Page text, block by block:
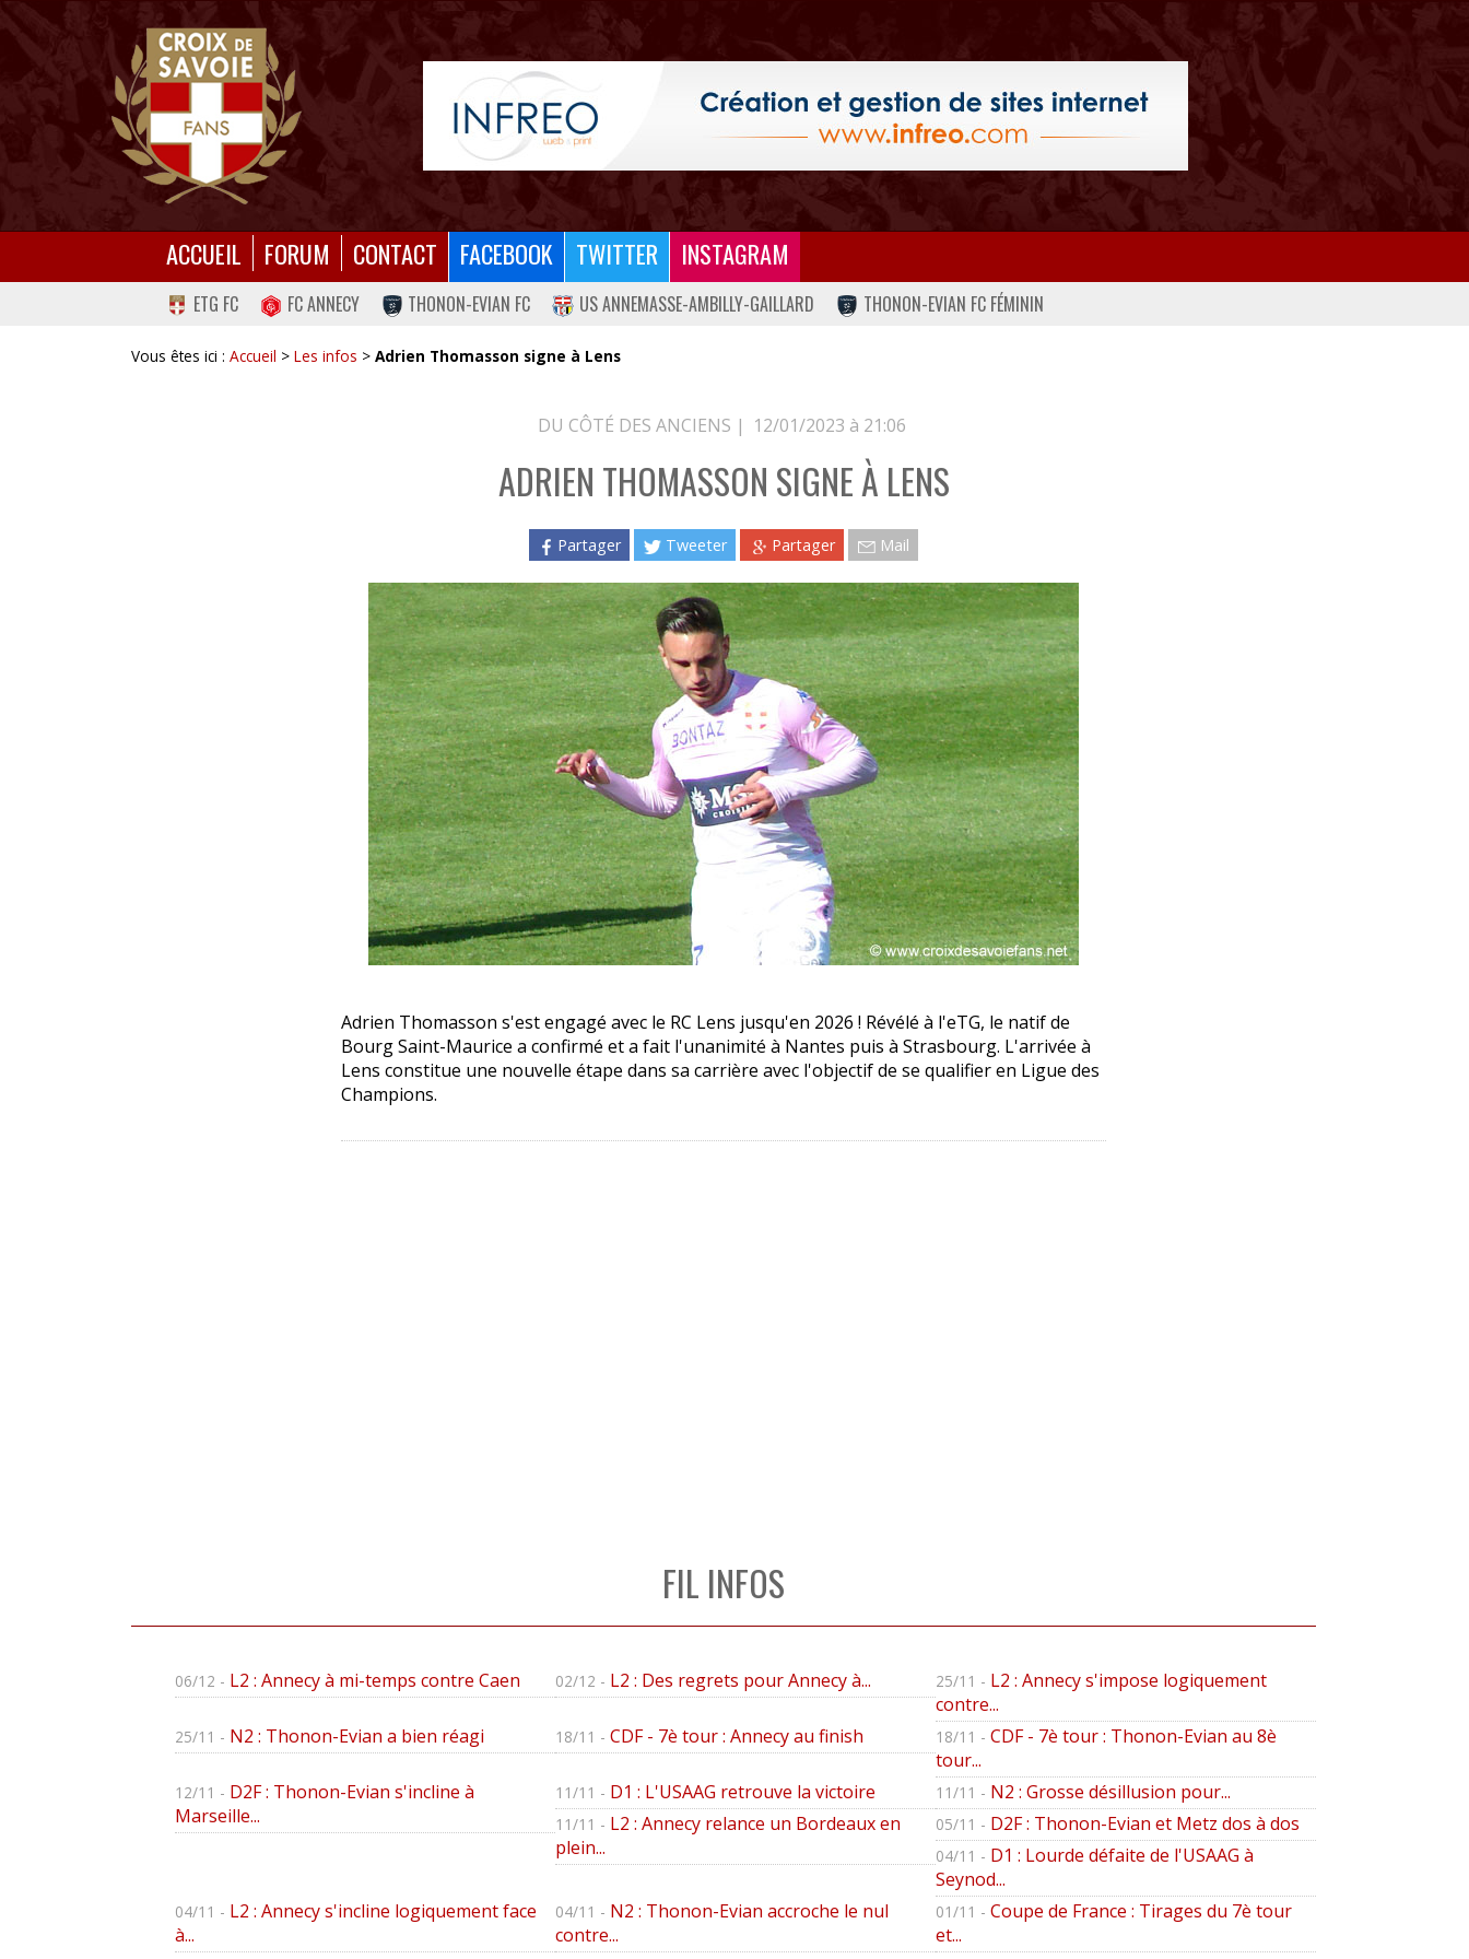
ACCUEIL FORUM CONTACT FACEBOOK TWITTER INSTAGRAM
ETG FC FC ANNECY THONON-EVIAN FC US ANNEMASSE-AMBILLY-GAILLARD THONON-EVIAN FC FÉMININ
Vous êtes ici : Accueil > Les infos > Adrien Thomasson signe à Lens
DU CÔTÉ DES ANCIENS | 12/01/2023 à 21:06
ADRIEN THOMASSON SIGNE À LENS
Partager Tweeter Partager Mail
Adrien Thomasson s'est engagé avec le RC Lens jusqu'en 2026 ! Révélé à l'eTG, le natif de
Bourg Saint-Maurice a confirmé et a fait l'unanimité à Nantes puis à Strasbourg. L'arrivée à
Lens constitue une nouvelle étape dans sa carrière avec l'objectif de se qualifier en Ligue des
Champions.
FIL INFOS
06/12 - L2 : Annecy à mi-temps contre Caen 02/12 - L2 : Des regrets pour Annecy à... 25/11 - L2 : Annecy s'impose logiquement
contre...
25/11 - N2 : Thonon-Evian a bien réagi 18/11 - CDF - 7è tour : Annecy au finish 18/11 - CDF - 7è tour : Thonon-Evian au 8è
tour...
12/11 - D2F : Thonon-Evian s'incline à
Marseille...
11/11 - D1 : L'USAAG retrouve la victoire 11/11 - N2 : Grosse désillusion pour...
11/11 - L2 : Annecy relance un Bordeaux en
plein...
05/11 - D2F : Thonon-Evian et Metz dos à dos
04/11 - D1 : Lourde défaite de l'USAAG à
Seynod...
04/11 - L2 : Annecy s'incline logiquement face
à...
04/11 - N2 : Thonon-Evian accroche le nul
contre...
01/11 - Coupe de France : Tirages du 7è tour
et...